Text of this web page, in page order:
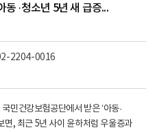
동 ·청소년 5년 새 급증...
2204-0016
민건강보험공단에서 받은 ‘아동·
면, 최근 5년 사이 윤하처럼 우울증과